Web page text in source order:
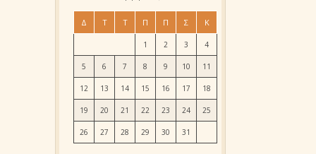
Δ Τ Τ Π Π Σ Κ
1 2 3 4
5 6 7 8 9 10 11
12 13 14 15 16 17 18
19 20 21 22 23 24 25
26 27 28 29 30 31